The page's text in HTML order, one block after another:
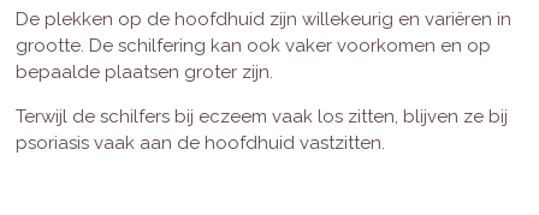
De plekken op de hoofdhuid zijn willekeurig en variëren in
grootte. De schilfering kan ook vaker voorkomen en op
bepaalde plaatsen groter zijn.
Terwijl de schilfers bij eczeem vaak los zitten, blijven ze bij
psoriasis vaak aan de hoofdhuid vastzitten.